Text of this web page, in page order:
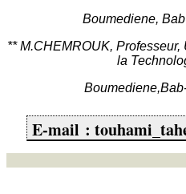
Boumediene,
** M.CHEMROUK,
la
E-mail :